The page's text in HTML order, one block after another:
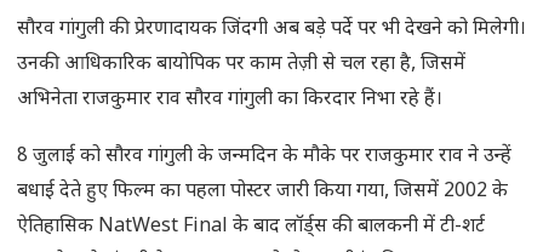
सौरव गांगुली की प्रेरणादायक जिंदगी अब बड़े पर्दे पर भी देखने को मिलेगी।
उनकी आधिकारिक बायोपिक पर काम तेज़ी से चल रहा है, जिसमें
अभिनेता राजकुमार राव सौरव गांगुली का किरदार निभा रहे हैं।
8 जुलाई को सौरव गांगुली के जन्मदिन के मौके पर राजकुमार राव ने उन्हें
बधाई देते हुए फिल्म का पहला पोस्टर जारी किया गया, जिसमें 2002 के
ऐतिहासिक NatWest Final के बाद लॉर्ड्स की बालकनी में टी-शर्ट